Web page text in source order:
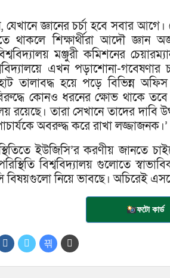
যেখানে জ্ঞানের চর্চা হবে সবার
থাকলে শিক্ষার্থীরা আদৌ জ্ঞান
মঞ্জুরী কমিশনের
এখন পড়াশোনা-
তালাবদ্ধ হয়ে পড়ে বিভিন্ন
কোনও ধরনের ক্ষোভ থাকে
রয়েছে। তারা সেখানে তাদের
অবরুদ্ধ করে রাখা লজ্জাজনক।’
ইউজিসি’র করণীয় জানতে
বিশ্ববিদ্যালয় গুলোতে
বিষয়গুলো নিয়ে ভাবছে। অচিরেই
ফটো কার্ড